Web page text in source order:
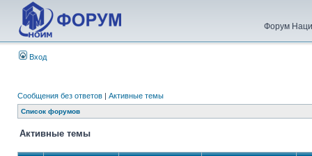
Форум
Вход
Сообщения без ответов | Активные темы
Список форумов
Активные темы